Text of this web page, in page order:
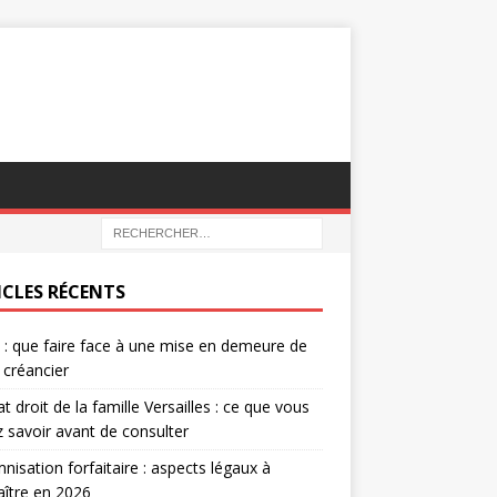
RÉCENTS
: que faire face à une mise en demeure de
droit de la famille Versailles : ce que vous
savoir avant de consulter
forfaitaire : aspects légaux à
en 2026